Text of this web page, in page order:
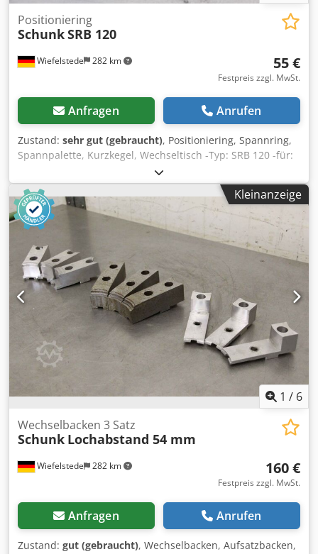
Wiefelstede 282 km
Positioniering
SchunkSRB 120
55 €
Festpreis zzgl. MwSt.
Anfragen Anrufen
Zustand: sehr gut (gebraucht), Positioniering, Spannring,
Spannpalette, Kurzkegel, Wechseltisch -Typ: SRB 120 -für:
NSA plus Spannstation -beidseitig: geschliffen -
Spannringe: mit geschliffenem Kurzkegel zur
formschlüssigen Verbindung der Spannpaletten oder
Vorrichtungen mit den Spannmodulen. -Formschlüssige
Verbindung: zwischen Spannpalette und NSA plus
Spannstation. -Anzahl: 25x vorhanden -Preis: pro Stück -
Abmessungen: Ø 118/H19 mm Dkjdpfxjdkpbfe Agfer -
Gewicht: 0,8 kg
Kleinanzeige
1 / 6
Wiefelstede 282 km
Wechselbacken 3 Satz
Schunk Lochabstand 54 mm
160 €
Festpreis zzgl. MwSt.
Anfragen Anrufen
Zustand: gut (gebraucht), Wechselbacken, Aufsatzbacken,